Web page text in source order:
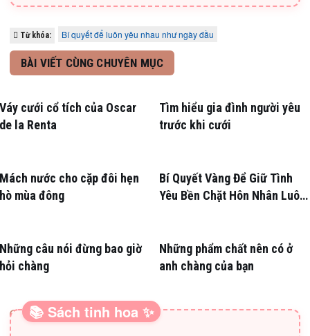
Từ khóa: Bí quyết để luôn yêu nhau như ngày đầu
BÀI VIẾT CÙNG CHUYÊN MỤC
Váy cưới cổ tích của Oscar
de la Renta
Tìm hiểu gia đình người yêu
trước khi cưới
Mách nước cho cặp đôi hẹn
hò mùa đông
Bí Quyết Vàng Để Giữ Tình
Yêu Bền Chặt Hôn Nhân Luôn
Những câu nói đừng bao giờ
hỏi chàng
Những phẩm chất nên có ở
anh chàng của bạn
SÁCH HAY CHO BA MẸ
📚 Sách tinh hoa ✨